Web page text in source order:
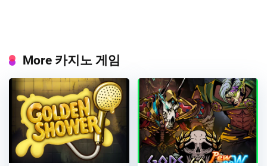
More 카지노 게임